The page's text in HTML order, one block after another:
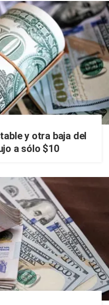
y otra baja del
a sólo $10